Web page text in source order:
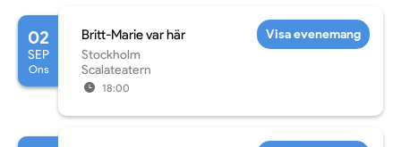
02
SEP
Ons
Britt-Marie var här
Stockholm
Scalateatern
18:00
Visa evenemang